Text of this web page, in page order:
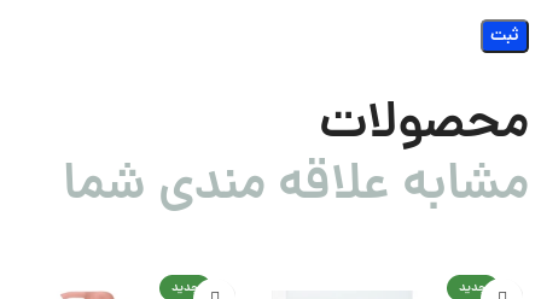
محصولات
مشابه علاقه مندی شما
جدید جدید